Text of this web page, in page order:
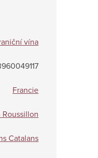
vína
Francie
Catalans